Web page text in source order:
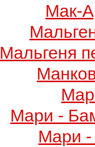
Мак-
Мальгеня
Мари -
Мари -